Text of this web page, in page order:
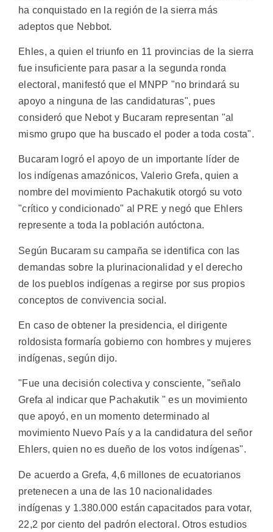
ha conquistado en la región de la sierra más
adeptos que Nebbot.
Ehles, a quien el triunfo en 11 provincias de la sierra
fue insuficiente para pasar a la segunda ronda
electoral, manifestó que el MNPP "no brindará su
apoyo a ninguna de las candidaturas", pues
consideró que Nebot y Bucaram representan "al
mismo grupo que ha buscado el poder a toda costa".
Bucaram logró el apoyo de un importante líder de
los indígenas amazónicos, Valerio Grefa, quien a
nombre del movimiento Pachakutik otorgó su voto
"crítico y condicionado" al PRE y negó que Ehlers
represente a toda la población autóctona.
Según Bucaram su campaña se identifica con las
demandas sobre la plurinacionalidad y el derecho
de los pueblos indígenas a regirse por sus propios
conceptos de convivencia social.
En caso de obtener la presidencia, el dirigente
roldosista formaría gobierno con hombres y mujeres
indígenas, según dijo.
"Fue una decisión colectiva y consciente, "señalo
Grefa al indicar que Pachakutik " es un movimiento
que apoyó, en un momento determinado al
movimiento Nuevo País y a la candidatura del señor
Ehlers, quien no es dueño de los votos indígenas".
De acuerdo a Grefa, 4,6 millones de ecuatorianos
pretenecen a una de las 10 nacionalidades
indígenas y 1.380.000 están capacitados para votar,
22,2 por ciento del padrón electoral. Otros estudios